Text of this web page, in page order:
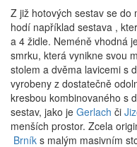
Z již hotových sestav se
hodí například sestava ,
a 4 židle. Neméně vhodná
smrku, která vynikne svou
stolem a dvěma lavicemi s
vyrobeny z dostatečně
kresbou kombinovaného s
sestav, jako je Gerlach či
menších prostor. Zcela
Brník s malým masivním